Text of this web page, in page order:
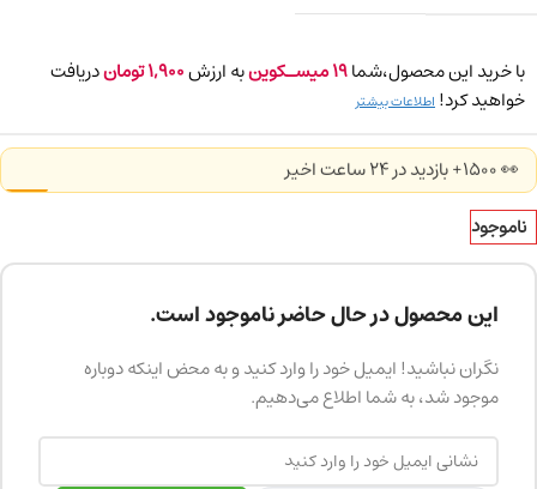
با خرید این محصول،شما19میسـکوینبه ارزش1,900توماندریافت
خواهید کرد! اطلاعات بیشتر
👀 1500+ بازدید در ۲۴ ساعت اخیر
ناموجود
این محصول در حال حاضر ناموجود است.
نگران نباشید! ایمیل خود را وارد کنید و به محض اینکه دوباره
موجود شد، به شما اطلاع می‌دهیم.